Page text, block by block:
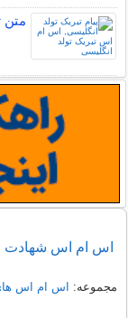
متن
اس ام اس
مجموعه: اس ام اس